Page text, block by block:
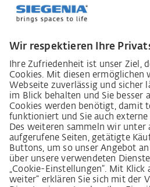
Lieferantenkodex
LkSG-Merkblatt für Lieferanten
Grundsatzerklärung
Beschwerdeverfahren